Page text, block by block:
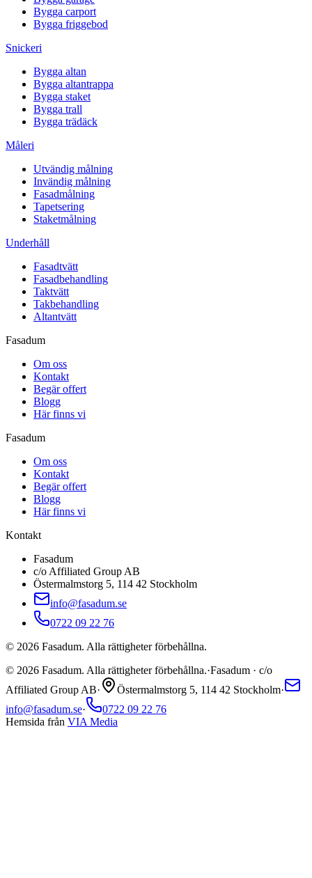
Bygga carport
Bygga friggebod
Snickeri
Bygga altan
Bygga altantrappa
Bygga staket
Bygga trall
Bygga trädäck
Måleri
Utvändig målning
Invändig målning
Fasadmålning
Tapetsering
Staketmålning
Underhåll
Fasadtvätt
Fasadbehandling
Taktvätt
Takbehandling
Altantvätt
Fasadum
Om oss
Kontakt
Begär offert
Blogg
Här finns vi
Fasadum
Om oss
Kontakt
Begär offert
Blogg
Här finns vi
Kontakt
Fasadum
c/o Affiliated Group AB
Östermalmstorg 5, 114 42 Stockholm
info@fasadum.se
0722 09 22 76
© 2026 Fasadum. Alla rättigheter förbehållna.
© 2026 Fasadum. Alla rättigheter förbehållna.·Fasadum · c/o
Affiliated Group AB· Östermalmstorg 5, 114 42 Stockholm·
info@fasadum.se·
0722 09 22 76
Hemsida från VIA Media